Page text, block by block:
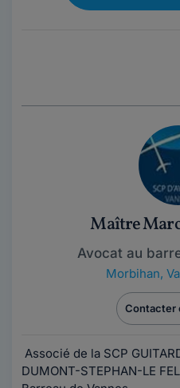
Maître
Avocat au
Morbihan,
Contacter
Associé de la SCP
DUMONT-STEPHAN-LE